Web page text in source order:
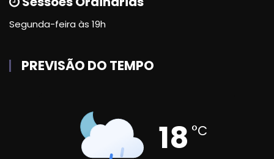
Segunda-feira às 19h
PREVISÃO DO TEMPO
18 °C